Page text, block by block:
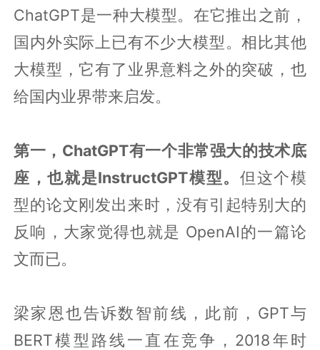
ChatGPT是一种大模型。在它推出之前，
国内外实际上已有不少大模型。相比其他
大模型，它有了业界意料之外的突破，也
给国内业界带来启发。
第一，ChatGPT有一个非常强大的技术底
座，也就是InstructGPT模型。 但这个模
型的论文刚发出来时，没有引起特别大的
反响，大家觉得也就是 OpenAI的一篇论
文而已。
梁家恩也告诉数智前线，此前，GPT与
BERT模型路线一直在竞争，2018年时